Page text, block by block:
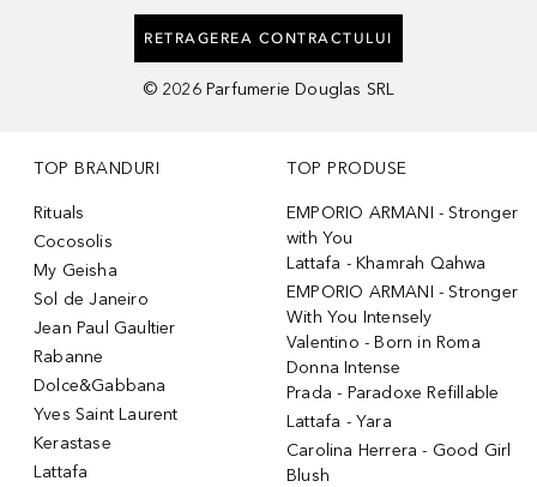
RETRAGEREA CONTRACTULUI
© 2026 Parfumerie Douglas SRL
TOP BRANDURI
Rituals
Cocosolis
My Geisha
Sol de Janeiro
Jean Paul Gaultier
Rabanne
Dolce&Gabbana
Yves Saint Laurent
Kerastase
Lattafa
TOP PRODUSE
EMPORIO ARMANI - Stronger
with You
Lattafa - Khamrah Qahwa
EMPORIO ARMANI - Stronger
With You Intensely
Valentino - Born in Roma
Donna Intense
Prada - Paradoxe Refillable
Lattafa - Yara
Carolina Herrera - Good Girl
Blush